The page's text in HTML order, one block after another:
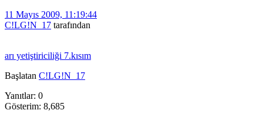
11 Mayıs 2009, 11:19:44
C!LG!N_17 tarafından
arı yetiştiriciliği 7.kısım
Başlatan C!LG!N_17
Yanıtlar: 0
Gösterim: 8,685